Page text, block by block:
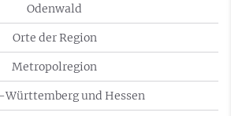
Odenwald
Orte der Region
Metropolregion
Württemberg und Hessen